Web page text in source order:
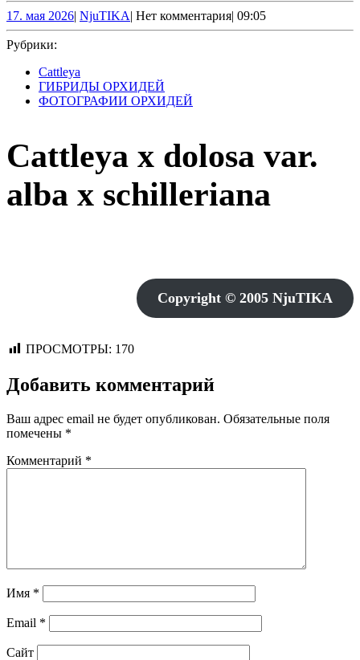
17. мая 202617.
мая
| NjuTIKANjuTIKA
| Нет комментария| 09:05
Рубрики:
Cattleya
ГИБРИДЫ ОРХИДЕЙ
ФОТОГРАФИИ ОРХИДЕЙ
Cattleya x dolosa var.
alba x schilleriana
Copyright © 2005 NjuTIKA
ПРОСМОТРЫ: 170
Добавить комментарий
Ваш адрес email не будет опубликован. Обязательные поля
помечены *
Комментарий *
Имя *
Email *
Сайт